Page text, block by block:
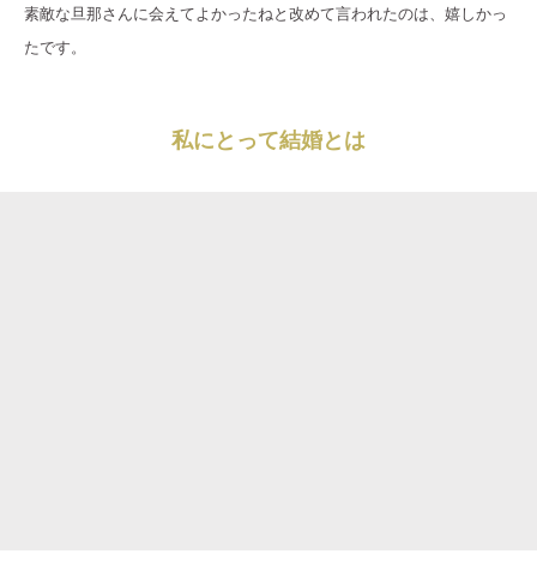
素敵な旦那さんに会えてよかったねと改めて言われたのは、嬉しかっ
たです。
私にとって結婚とは